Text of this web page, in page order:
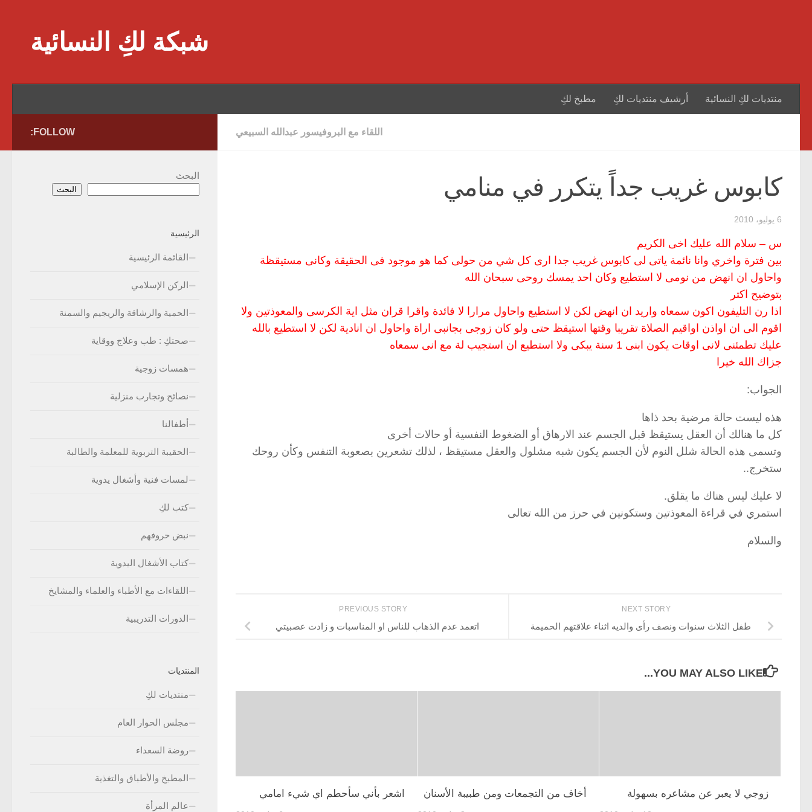
شبكة لكِ النسائية
منتديات لكِ النسائية أرشيف منتديات لكِ مطبخ لكِ
اللقاء مع البروفيسور عبدالله السبيعي
كابوس غريب جداً يتكرر في منامي
6 يوليو، 2010
س – سلام الله عليك اخى الكريم
بين فترة واخري وانا نائمة ياتى لى كابوس غريب جدا ارى كل شي من حولى كما هو موجود فى الحقيقة وكانى مستيقظة
واحاول ان انهض من نومى لا استطيع وكان احد يمسك روحى سبحان الله
بتوضيح اكتر
اذا رن التليفون اكون سمعاه واريد ان انهض لكن لا استطيع واحاول مرارا لا فائدة واقرا قران مثل اية الكرسى والمعوذتين ولا
اقوم الى ان اواذن اواقيم الصلاة تقريبا وقتها استيقظ حتى ولو كان زوجى بجانبى اراة واحاول ان انادية لكن لا استطيع بالله
عليك تطمئنى لانى اوقات يكون ابنى 1 سنة يبكى ولا استطيع ان استجيب لة مع انى سمعاه
جزاك الله خيرا
الجواب:
هذه ليست حالة مرضية بحد ذاها
كل ما هنالك أن العقل يستيقظ قبل الجسم عند الارهاق أو الضغوط النفسية أو حالات أخرى
وتسمى هذه الحالة شلل النوم لأن الجسم يكون شبه مشلول والعقل مستيقظ ، لذلك تشعرين بصعوبة التنفس وكأن روحك
ستخرج..
لا عليك ليس هناك ما يقلق.
استمري في قراءة المعوذتين وستكونين في حرز من الله تعالى
والسلام
NEXT STORY
طفل الثلاث سنوات ونصف رأى والديه اثناء علاقتهم الحميمة
PREVIOUS STORY
اتعمد عدم الذهاب للناس او المناسبات و زادت عصبيتي
YOU MAY ALSO LIKE...
اشعر بأني سأحطم اي شيء امامي أخاف من التجمعات ومن طبيبة الأسنان زوجي لا يعبر عن مشاعره بسهولة
FOLLOW:
البحث
البحث
الرئيسية
القائمة الرئيسية
الركن الإسلامي
الحمية والرشاقة والريجيم والسمنة
صحتكِ : طب وعلاج ووقاية
همسات زوجية
نصائح وتجارب منزلية
أطفالنا
الحقيبة التربوية للمعلمة والطالبة
لمسات فنية وأشغال يدوية
كتب لكِ
نبض حروفهم
كتاب الأشغال اليدوية
اللقاءات مع الأطباء والعلماء والمشايخ
الدورات التدريبية
المنتديات
منتديات لكِ
مجلس الحوار العام
روضة السعداء
المطبخ والأطباق والتغذية
عالم المرأة